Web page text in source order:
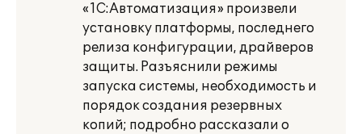
«1С:Автоматизация» произвели
установку платформы, последнего
релиза конфигурации, драйверов
защиты. Разъяснили режимы
запуска системы, необходимость и
порядок создания резервных
копий; подробно рассказали о